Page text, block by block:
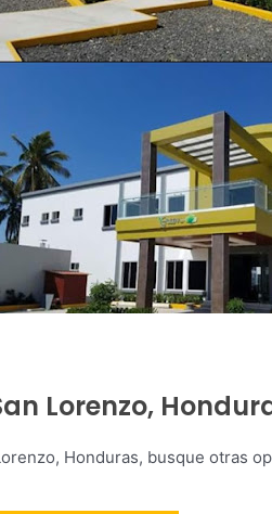
Lorenzo,
Honduras, busque otras